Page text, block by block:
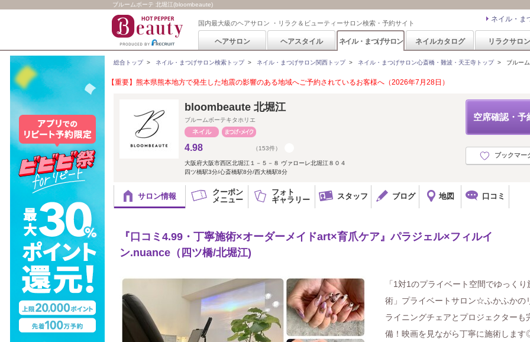
ブルームボーテ 北堀江(bloombeaute)
国内最大級のヘアサロン ・リラク＆ビューティーサロン検索・予約サイト ネイル・ま
ヘアサロン ヘアスタイル ネイル・まつげサロン ネイルカタログ リラクサロン
総合トップ> ネイル・まつげサロン検索トップ> ネイル・まつげサロン関西トップ> ネイル・まつげサロン心斎橋・難波・天王寺トップ> ブルー
【重要】熊本県熊本地方で発生した地震の影響のある地域へご予約されているお客様へ（2026年7月28日）
空席確認・予
ブックマー
bloombeaute 北堀江
ブルームボーテキタホリエ
4.98 （153件）
大阪府大阪市西区北堀江１－５－８ ヴァローレ北堀江８０４
四ツ橋駅3分/心斎橋駅8分/西大橋駅8分
サロン情報
クーポン
メニュー
フォト
ギャラリー
スタッフ ブログ 地図 口コミ
『口コミ4.99・丁寧施術×オーダーメイドart×育爪ケア』パラジェル×フィルイ
ン.nuance（四ツ橋/北堀江)
「1対1のプライベート空間でゆっくり
術」プライベートサロン☆ふかふかの
ライニングチェアとプロジェクターも
備！映画を見ながら丁寧に施術しま